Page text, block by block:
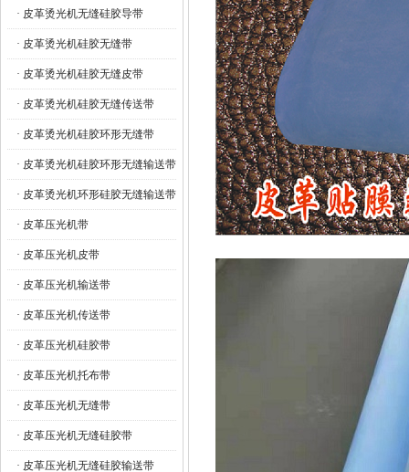
· 皮革烫光机无缝硅胶导带
· 皮革烫光机硅胶无缝带
· 皮革烫光机硅胶无缝皮带
· 皮革烫光机硅胶无缝传送带
· 皮革烫光机硅胶环形无缝带
· 皮革烫光机硅胶环形无缝输送带
· 皮革烫光机环形硅胶无缝输送带
· 皮革压光机带
· 皮革压光机皮带
· 皮革压光机输送带
· 皮革压光机传送带
· 皮革压光机硅胶带
· 皮革压光机托布带
· 皮革压光机无缝带
· 皮革压光机无缝硅胶带
· 皮革压光机无缝硅胶输送带